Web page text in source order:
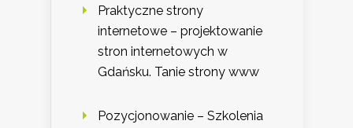
Praktyczne strony
internetowe – projektowanie
stron internetowych w
Gdańsku. Tanie strony www
Pozycjonowanie – Szkolenia